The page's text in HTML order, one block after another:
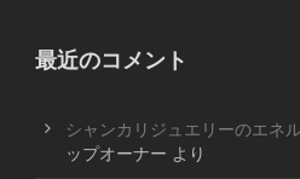
最近のコメント
シャンカリジュエリーのエネ
ップオーナー より